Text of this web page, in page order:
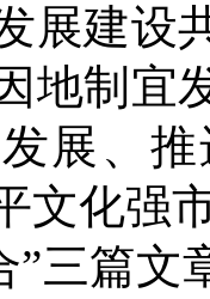
展建设
地制宜
展、
文化强
”三篇